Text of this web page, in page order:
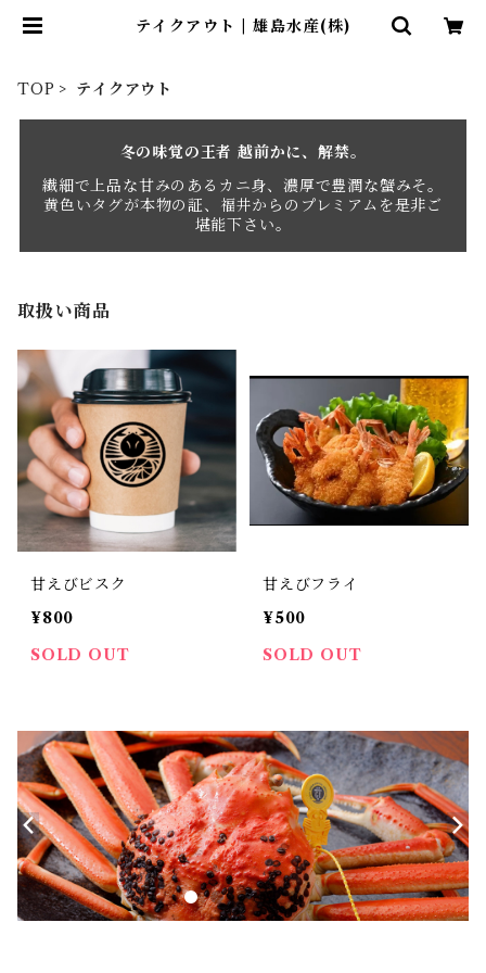
テイクアウト | 雄島水産(株)
TOP テイクアウト
冬の味覚の王者 越前かに、解禁。
繊細で上品な甘みのあるカニ身、濃厚で豊潤な蟹みそ。
黄色いタグが本物の証、福井からのプレミアムを是非ご
堪能下さい。
取扱い商品
甘えびビスク
¥800
SOLD OUT
甘えびフライ
¥500
SOLD OUT